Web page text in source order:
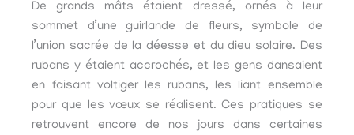
De grands mâts étaient dressé, ornés à leur
sommet d’une guirlande de fleurs, symbole de
l’union sacrée de la déesse et du dieu solaire. Des
rubans y étaient accrochés, et les gens dansaient
en faisant voltiger les rubans, les liant ensemble
pour que les vœux se réalisent. Ces pratiques se
retrouvent encore de nos jours dans certaines